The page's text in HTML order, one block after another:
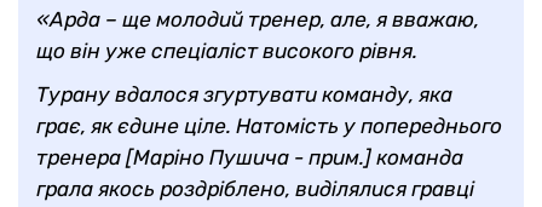
«Арда – ще молодий тренер, але, я вважаю,
що він уже спеціаліст високого рівня.
Турану вдалося згуртувати команду, яка
грає, як єдине ціле. Натомість у попереднього
тренера [Маріно Пушича - прим.] команда
грала якось роздріблено, виділялися гравці